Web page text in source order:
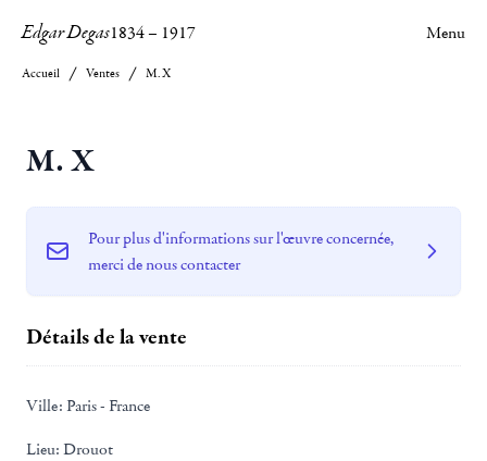
Edgar Degas1834– 1917 Menu
Accueil Ventes M. X
M. X
Pour plus d'informations sur l'œuvre concernée,
merci de nous contacter
Détails de la vente
Ville: Paris - France
Lieu: Drouot